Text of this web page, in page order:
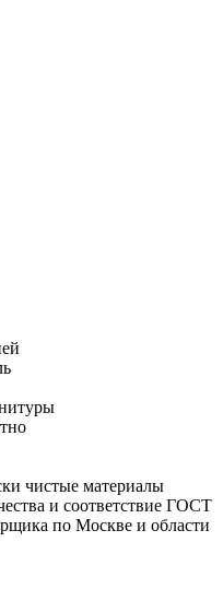
чистые материалы
и соответствие ГОСТ
по Москве и области